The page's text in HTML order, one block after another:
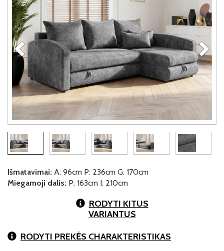
Išmatavimai: A: 96cm P: 236cm G: 170cm
Miegamoji dalis: P: 163cm I: 210cm
RODYTI KITUS
VARIANTUS
RODYTI PREKĖS CHARAKTERISTIKAS